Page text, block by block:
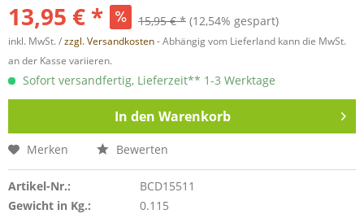
13,95 € * 15,95 € * (12,54% gespart)
inkl. MwSt. /zzgl. Versandkosten- Abhängig vom Lieferland kann die MwSt.
an der Kasse variieren.
Sofort versandfertig, Lieferzeit** 1-3 Werktage
In den Warenkorb
Merken Bewerten
Artikel-Nr.:
BCD15511
Gewicht in Kg.:
0.115